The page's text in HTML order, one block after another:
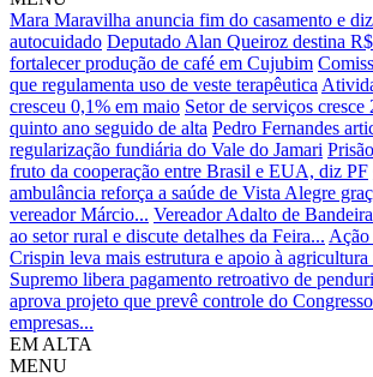
Mara Maravilha anuncia fim do casamento e
autocuidado Deputado Alan Queiroz destina
fortalecer produção de café em Cujubim
que regulamenta uso de veste terapêutica
cresceu 0,1% em maio Setor de serviços
quinto ano seguido de alta Pedro Fernandes
regularização fundiária do Vale do Jamari
fruto da cooperação entre Brasil e EUA, diz PF
ambulância reforça a saúde de Vista Alegre
vereador Márcio... Vereador Adalto de
ao setor rural e discute detalhes da Feira... Ação
Crispin leva mais estrutura e apoio à
Supremo libera pagamento retroativo de
aprova projeto que prevê controle do
empresas...
EM ALTA
MENU